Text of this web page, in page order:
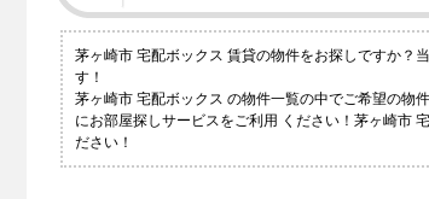
茅ヶ崎市 宅配ボックス 賃貸の物件をお探しですか？
す！
茅ヶ崎市 宅配ボックス の物件一覧の中でご希望の物
にお部屋探しサービスをご利用 ください！茅ヶ崎市
ださい！